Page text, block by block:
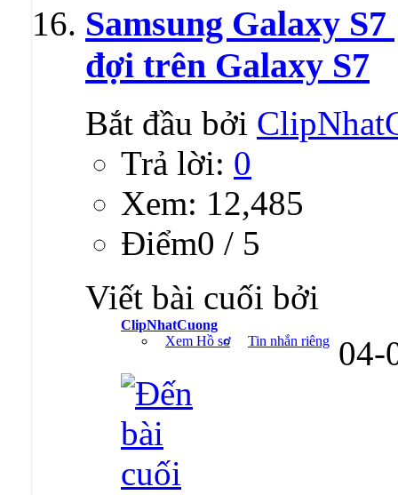
Samsung Galaxy
đợi trên Galaxy S7
Bắt đầu bởi
Trả lời: 0
Xem: 12,485
Ðiểm0 / 5
Viết bài cuối bởi
ClipNhatCuong
Xem Hồ sơ
Tin nhắn riêng 04-